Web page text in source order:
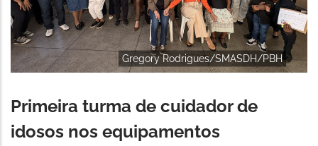
Gregory Rodrigues/SMASDH/PBH
Primeira turma de cuidador de
idosos nos equipamentos